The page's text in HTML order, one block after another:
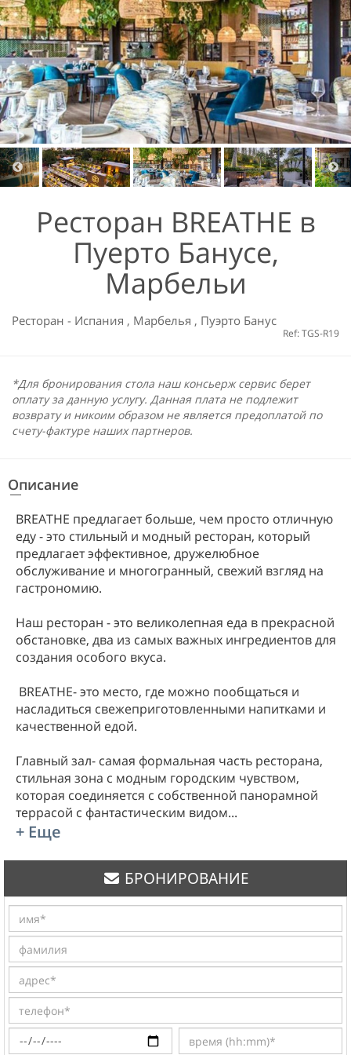
Ресторан BREATHE в
Пуерто Банусе,
Марбельи
Ресторан - Испания , Марбелья , Пуэрто Банус
Ref: TGS-R19
*Для бронирования стола наш консьерж сервис берет
оплату за данную услугу. Данная плата не подлежит
возврату и никоим образом не является предоплатой по
счету-фактуре наших партнеров.
Описание
BREATHE предлагает больше, чем просто отличную
еду - это стильный и модный ресторан, который
предлагает эффективное, дружелюбное
обслуживание и многогранный, свежий взгляд на
гастрономию.
Наш ресторан - это великолепная еда в прекрасной
обстановке, два из самых важных ингредиентов для
создания особого вкуса.
BREATHE- это место, где можно пообщаться и
насладиться свежеприготовленными напитками и
качественной едой.
Главный зал- самая формальная часть ресторана,
стильная зона с модным городским чувством,
которая соединяется с собственной панорамной
террасой с фантастическим видом...
+ Еще
БРОНИРОВАНИЕ